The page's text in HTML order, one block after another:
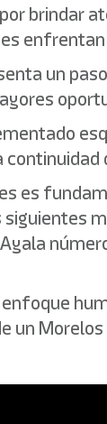
brindar
un
es
un